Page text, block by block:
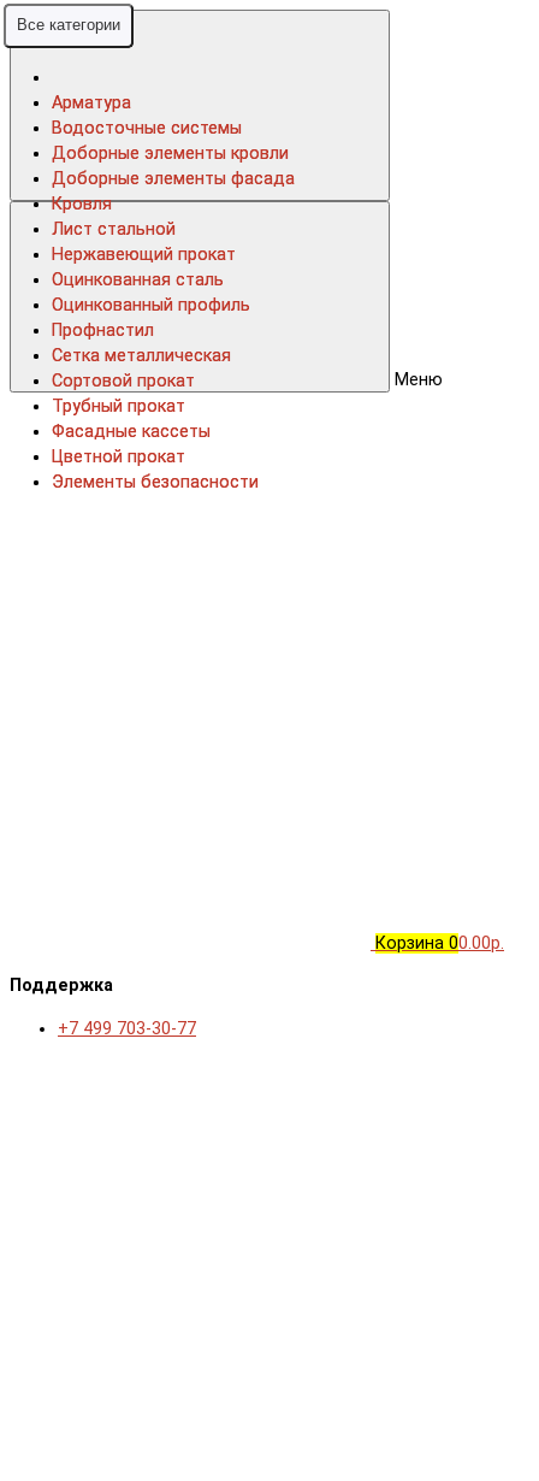
Меню
Корзина 00.00р.
Поддержка
+7 499 703-30-77
Все категории
Арматура
Водосточные системы
Доборные элементы кровли
Доборные элементы фасада
Кровля
Лист стальной
Нержавеющий прокат
Оцинкованная сталь
Оцинкованный профиль
Профнастил
Сетка металлическая
Сортовой прокат
Трубный прокат
Фасадные кассеты
Цветной прокат
Элементы безопасности
Все категории
Арматура
Водосточные системы
Доборные элементы кровли
Доборные элементы фасада
Кровля
Лист стальной
Нержавеющий прокат
Оцинкованная сталь
Оцинкованный профиль
Профнастил
Сетка металлическая
Сортовой прокат
Трубный прокат
Фасадные кассеты
Цветной прокат
Элементы безопасности